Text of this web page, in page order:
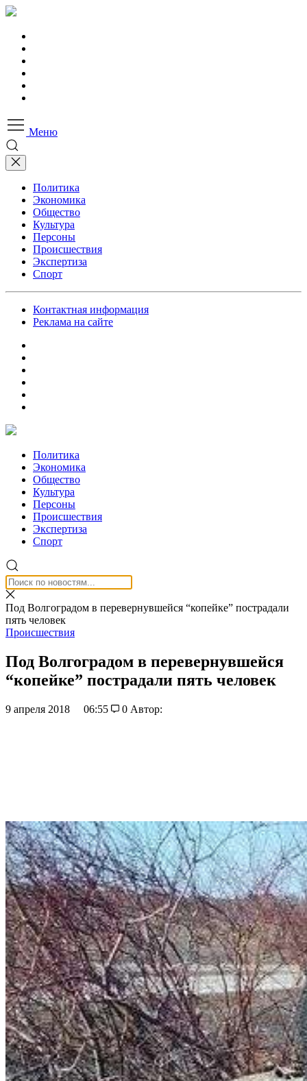
Меню
Политика
Экономика
Общество
Культура
Персоны
Происшествия
Экспертиза
Спорт
Контактная информация
Реклама на сайте
Политика
Экономика
Общество
Культура
Персоны
Происшествия
Экспертиза
Спорт
Под Волгоградом в перевернувшейся “копейке” пострадали
пять человек
Происшествия
Под Волгоградом в перевернувшейся
“копейке” пострадали пять человек
9 апреля 2018 06:55 0 Автор: